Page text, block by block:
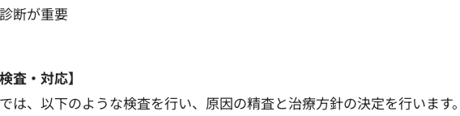
断が重要
査・対応】
は、以下のような検査を行い、原因の精査と治療方針の決定を行います。